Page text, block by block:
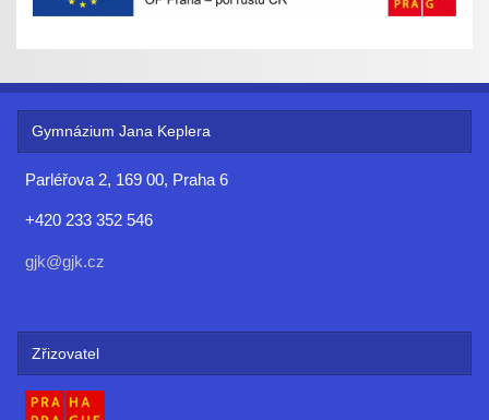
Gymnázium Jana Keplera
Parléřova 2, 169 00, Praha 6
+420 233 352 546
gjk@gjk.cz
Zřizovatel